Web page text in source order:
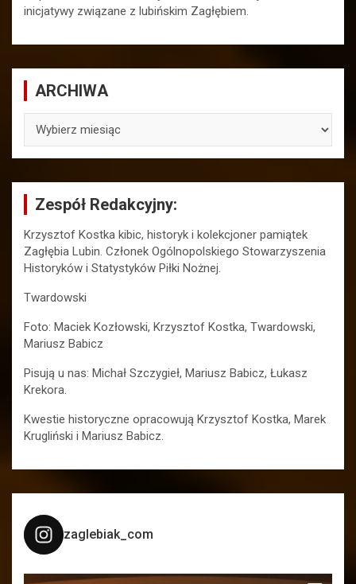
inicjatywy związane z lubińskim Zagłębiem.
ARCHIWA
Zespół Redakcyjny:
Krzysztof Kostka kibic, historyk i kolekcjoner pamiątek
Zagłębia Lubin. Członek Ogólnopolskiego Stowarzyszenia
Historyków i Statystyków Piłki Nożnej.
Twardowski
Foto: Maciek Kozłowski, Krzysztof Kostka, Twardowski,
Mariusz Babicz
Pisują u nas: Michał Szczygieł, Mariusz Babicz, Łukasz
Krekora.
Kwestie historyczne opracowują Krzysztof Kostka, Marek
Krugliński i Mariusz Babicz.
zaglebiak_com